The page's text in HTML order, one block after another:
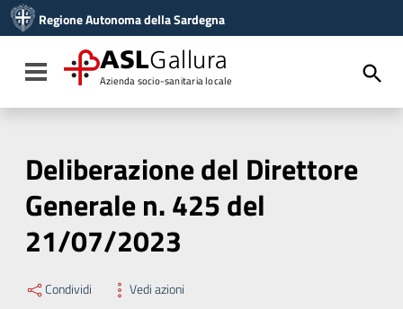
Vai al menu di navigazione
Vai al footer
Regione Autonoma della Sardegna
Toggle navigation
ASLGallura
Azienda socio-sanitaria locale
Deliberazione del Direttore
Generale n. 425 del
21/07/2023
Condividi Vedi azioni